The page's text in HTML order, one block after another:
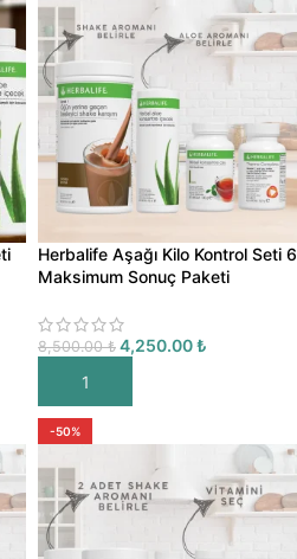
Herbalife Aşağı Kilo Kontrol Seti 6
Maksimum Sonuç Paketi
8,500.00₺ 4,250.00₺
SEPETE EKLE
-50%